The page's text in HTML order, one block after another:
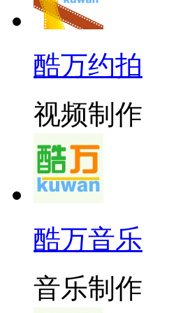
酷万约拍
视频制作
酷万音乐
音乐制作